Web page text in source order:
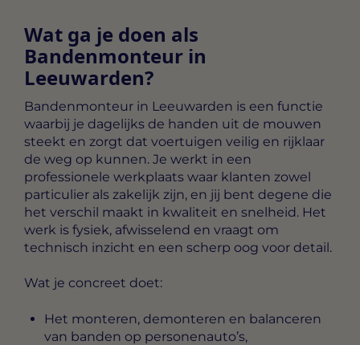
Wat ga je doen als
Bandenmonteur in
Leeuwarden?
Bandenmonteur in Leeuwarden is een functie
waarbij je dagelijks de handen uit de mouwen
steekt en zorgt dat voertuigen veilig en rijklaar
de weg op kunnen. Je werkt in een
professionele werkplaats waar klanten zowel
particulier als zakelijk zijn, en jij bent degene die
het verschil maakt in kwaliteit en snelheid. Het
werk is fysiek, afwisselend en vraagt om
technisch inzicht en een scherp oog voor detail.
Wat je concreet doet:
Het monteren, demonteren en balanceren
van banden op personenauto’s,